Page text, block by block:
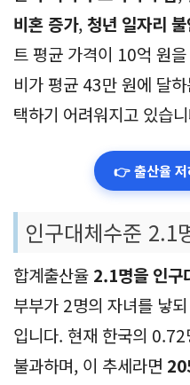
출산율 저하는 복합적인
주거비와 교육비 부담,
비혼 증가
트 평균 가격이 10억 원
비가 평균 43만 원에 달
택하기 어려워지고 있습
👉 출산율 저